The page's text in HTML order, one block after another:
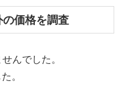
価格を調査
んでした。
。